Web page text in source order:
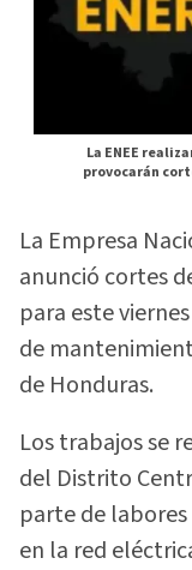
La ENEE
provocarán
La Empresa
anunció cortes
para este
de
de Honduras.
Los trabajos se
del Distrito
parte de
en la red